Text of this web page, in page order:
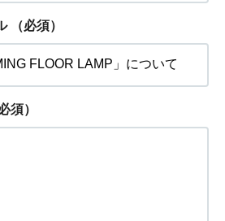
（必須）
須）